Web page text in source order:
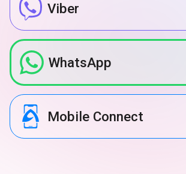
Viber
WhatsApp
Mobile Connect